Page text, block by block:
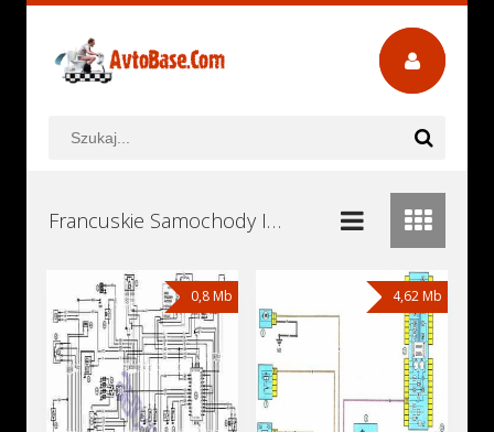
Francuskie Samochody Instrukcje Obsługi, Książki Serwisowe i Naprawy Download - Pobierz za Darmo
0,8 Mb 4,62 Mb